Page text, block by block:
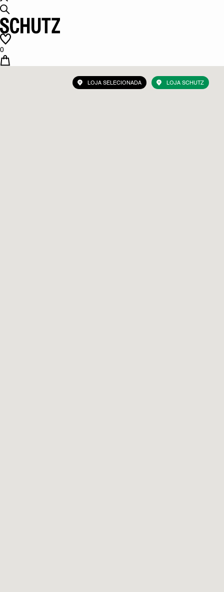
0
LOJA SELECIONADA LOJA SCHUTZ